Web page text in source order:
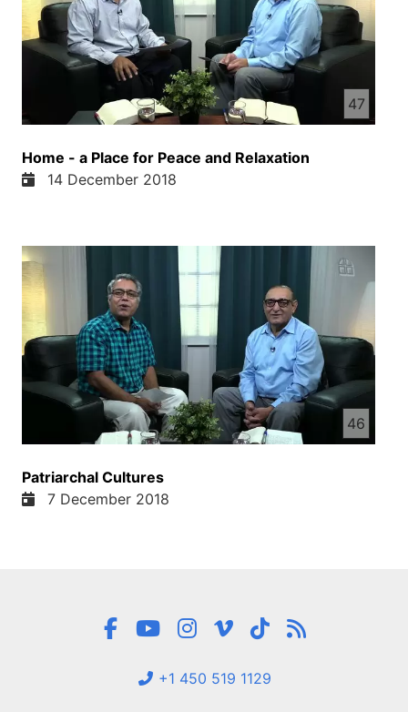
47
Home - a Place for Peace and Relaxation
14 December 2018
46
Patriarchal Cultures
7 December 2018
+1 450 519 1129